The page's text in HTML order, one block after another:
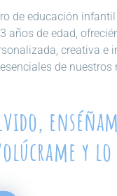
de educación
años de edad,
creativa e
de nuestros
y lo